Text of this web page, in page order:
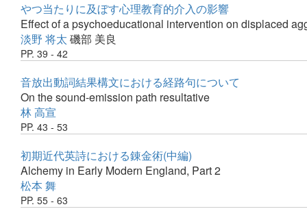
やつ当たりに及ぼす心理教育的介入の影響
Effect of a psychoeducational intervention on displaced
淡野 将太 磯部 美良
PP. 39 - 42
音放出動詞結果構文における経路句について
On the sound-emission path resultative
林 高宣
PP. 43 - 53
初期近代英詩における錬金術(中編)
Alchemy in Early Modern England, Part 2
松本 舞
PP. 55 - 63